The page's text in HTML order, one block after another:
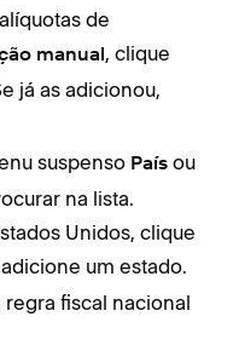
de
manual, clique
já as adicionou,
suspenso País ou
na lista.
Unidos, clique
um estado.
fiscal nacional